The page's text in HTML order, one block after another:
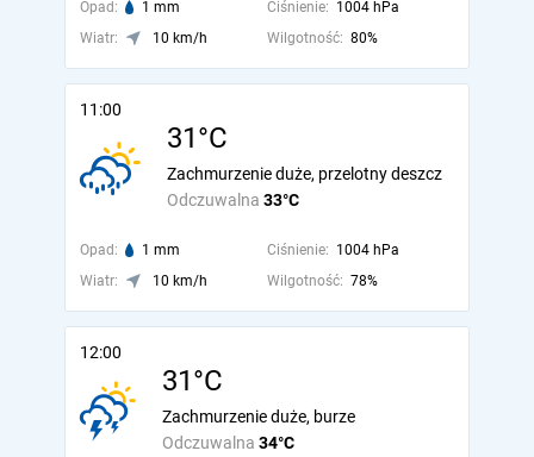
Opad: 1 mm Ciśnienie: 1004 hPa
Wiatr:
10 km/h Wilgotność: 80%
11:00
31°C
Odczuwalna 33°C
Zachmurzenie duże, przelotny deszcz
Opad: 1 mm Ciśnienie: 1004 hPa
Wiatr:
10 km/h Wilgotność: 78%
12:00
31°C
Odczuwalna 34°C
Zachmurzenie duże, burze